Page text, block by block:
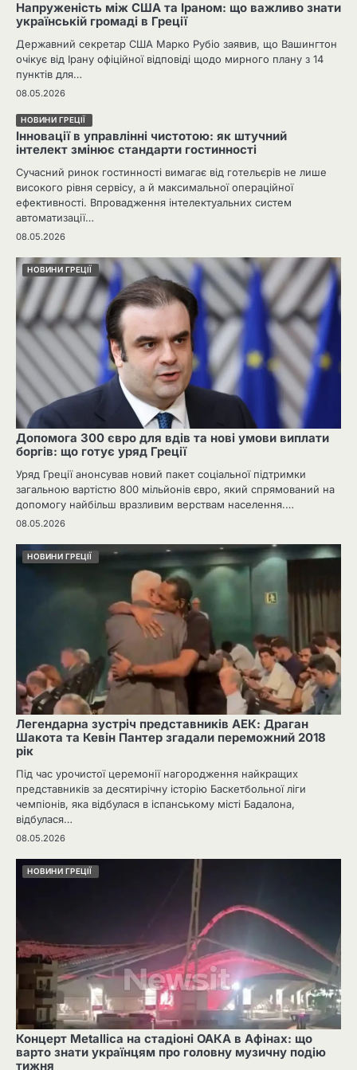
Напруженість між США та Іраном: що важливо знати
українській громаді в Греції
Державний секретар США Марко Рубіо заявив, що Вашингтон
очікує від Ірану офіційної відповіді щодо мирного плану з 14
пунктів для…
08.05.2026
НОВИНИ ГРЕЦІЇ
Інновації в управлінні чистотою: як штучний
інтелект змінює стандарти гостинності
Сучасний ринок гостинності вимагає від готельєрів не лише
високого рівня сервісу, а й максимальної операційної
ефективності. Впровадження інтелектуальних систем
автоматизації…
08.05.2026
НОВИНИ ГРЕЦІЇ
Допомога 300 євро для вдів та нові умови виплати
боргів: що готує уряд Греції
Уряд Греції анонсував новий пакет соціальної підтримки
загальною вартістю 800 мільйонів євро, який спрямований на
допомогу найбільш вразливим верствам населення.…
08.05.2026
НОВИНИ ГРЕЦІЇ
Легендарна зустріч представників АЕК: Драган
Шакота та Кевін Пантер згадали переможний 2018
рік
Під час урочистої церемонії нагородження найкращих
представників за десятирічну історію Баскетбольної ліги
чемпіонів, яка відбулася в іспанському місті Бадалона,
відбулася…
08.05.2026
НОВИНИ ГРЕЦІЇ
Концерт Metallica на стадіоні ОАКА в Афінах: що
варто знати українцям про головну музичну подію
тижня